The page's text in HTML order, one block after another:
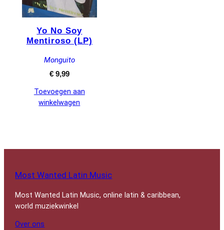
Yo No Soy
Mentiroso (LP)
Monguito
€9,99
Toevoegen aan
winkelwagen
Most Wanted Latin Music
Most Wanted Latin Music, online latin & caribbean,
world muziekwinkel
Over ons